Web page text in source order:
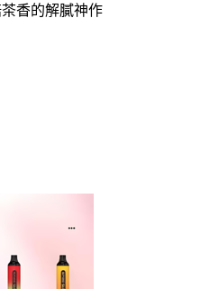
香的解膩神作